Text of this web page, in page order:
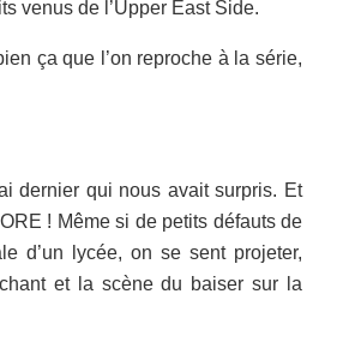
venus de l’Upper East Side.
ça que l’on reproche à la série,
dernier qui nous avait surpris. Et
! Même si de petits défauts de
d’un lycée, on se sent projeter,
et la scène du baiser sur la